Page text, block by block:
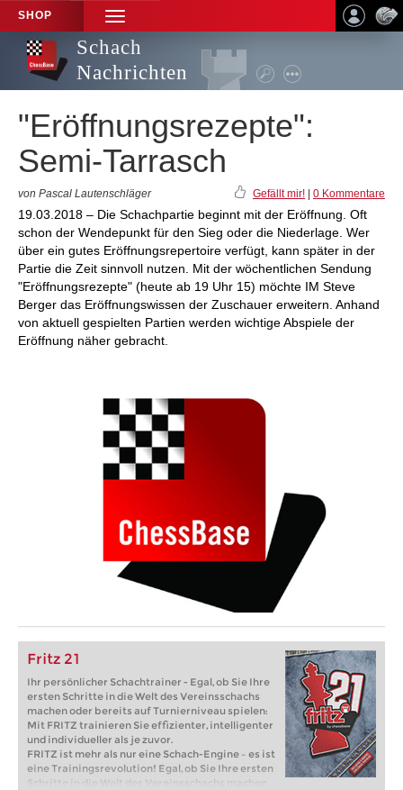
SHOP
TOGGLE
NAVIGATION
Schach
Nachrichten
"Eröffnungsrezepte":
Semi-Tarrasch
von Pascal Lautenschläger Gefällt mir! 0 Kommentare
19.03.2018 – Die Schachpartie beginnt mit der Eröffnung. Oft
schon der Wendepunkt für den Sieg oder die Niederlage. Wer
über ein gutes Eröffnungsrepertoire verfügt, kann später in der
Partie die Zeit sinnvoll nutzen. Mit der wöchentlichen Sendung
"Eröffnungsrezepte" (heute ab 19 Uhr 15) möchte IM Steve
Berger das Eröffnungswissen der Zuschauer erweitern. Anhand
von aktuell gespielten Partien werden wichtige Abspiele der
Eröffnung näher gebracht.
Fritz 21
Ihr persönlicher Schachtrainer - Egal, ob Sie Ihre
ersten Schritte in die Welt des Vereinsschachs
machen oder bereits auf Turnierniveau spielen:
Mit FRITZ trainieren Sie effizienter, intelligenter
und individueller als je zuvor.
FRITZ ist mehr als nur eine Schach-Engine – es ist
eine Trainingsrevolution! Egal, ob Sie Ihre ersten
Schritte in die Welt des Vereinsschachs machen